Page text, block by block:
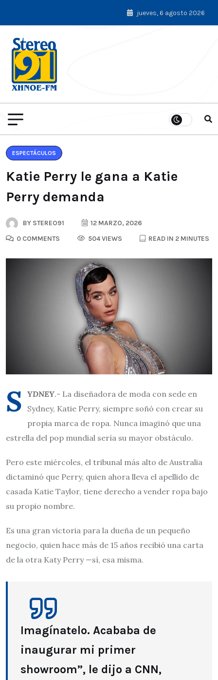
jueves, 6 agosto 2026
ESPECTÁCULOS
Katie Perry le gana a Katie
Perry demanda
BY STEREO91
12 MARZO, 2026
0 COMMENTS
504 VIEWS READ IN 2 MINUTES
S YDNEY.- La diseñadora de moda con sede en
Sydney, Katie Perry, siempre soñó con crear su
propia marca de ropa. Nunca imaginó que una
estrella del pop mundial sería su mayor obstáculo.
Pero este miércoles, el tribunal más alto de Australia
dictaminó que Perry, quien ahora lleva el apellido de
casada Katie Taylor, tiene derecho a vender ropa bajo
su propio nombre.
Es una gran victoria para la dueña de un pequeño
negocio, quien hace más de 15 años recibió una carta
de la otra Katy Perry —sí, esa misma.
Imagínatelo. Acababa de
inaugurar mi primer
showroom”, le dijo a CNN,